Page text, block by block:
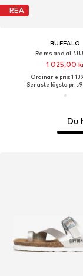
REA
BUFFALO
Remsandal
1 025,00
Ordinarie pris: 1
Senaste lägsta pris:
Du